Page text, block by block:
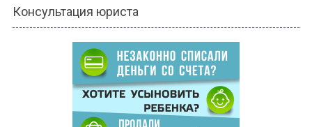
Консультация юриста